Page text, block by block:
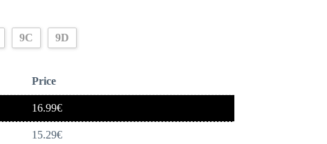
9C 9D
Price
16.99€
15.29€